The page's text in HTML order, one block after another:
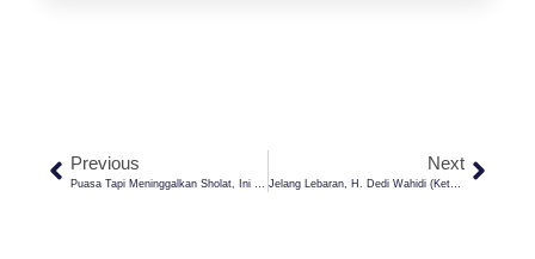
Previous Next
Jelang Lebaran, H. Dedi Wahidi (Ketua Pembina Yayasan Darul Ma’arif) Berbagi Kebahagiaan Dengan Ratusan Anak Yatim